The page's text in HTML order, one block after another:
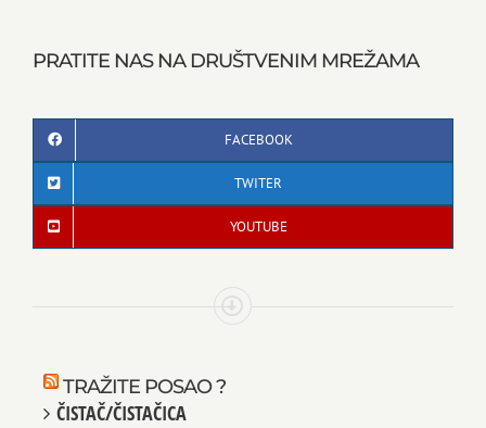
PRATITE NAS NA DRUŠTVENIM MREŽAMA
FACEBOOK
TWITER
YOUTUBE
TRAŽITE POSAO ?
ČISTAČ/ČISTAČICA